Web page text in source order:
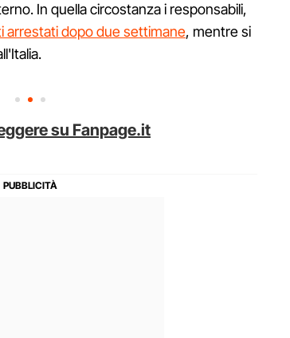
In quella circostanza i responsabili,
arrestati dopo due settimane, mentre si
su Fanpage.it